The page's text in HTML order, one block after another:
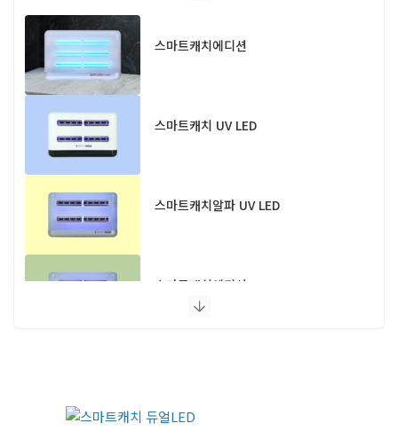
스마트캐치에디션
스마트캐치 UV LED
스마트캐치알파 UV LED
스마트캐치에디션 UV LED